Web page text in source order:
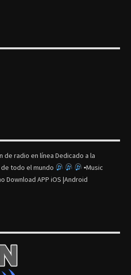
de radio en línea Dedicado a la
todo el mundo
▪Music
Download APP iOS |Android